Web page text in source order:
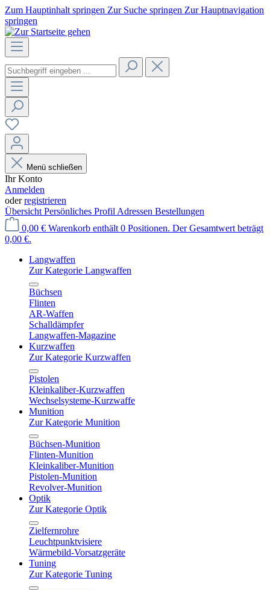
Zum Hauptinhalt springen Zur Suche springen Zur Hauptnavigation
springen
Menü schließen
Ihr Konto
Anmelden
oderregistrieren
Übersicht Persönliches Profil Adressen Bestellungen
0,00 € Warenkorb enthält 0 Positionen. Der Gesamtwert beträgt
0,00 €.
Langwaffen
Zur Kategorie Langwaffen
Büchsen
Flinten
AR-Waffen
Schalldämpfer
Langwaffen-Magazine
Kurzwaffen
Zur Kategorie Kurzwaffen
Pistolen
Kleinkaliber-Kurzwaffen
Wechselsysteme-Kurzwaffe
Munition
Zur Kategorie Munition
Büchsen-Munition
Flinten-Munition
Kleinkaliber-Munition
Pistolen-Munition
Revolver-Munition
Optik
Zur Kategorie Optik
Zielfernrohre
Leuchtpunktvisiere
Wärmebild-Vorsatzgeräte
Tuning
Zur Kategorie Tuning